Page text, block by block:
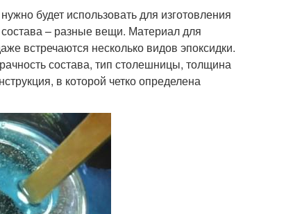
будет использовать для изготовления
– разные вещи. Материал для
встречаются несколько видов эпоксидки.
состава, тип столешницы, толщина
в которой четко определена